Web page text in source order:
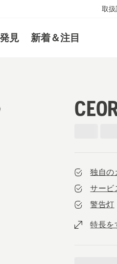
取
見 新着＆注目
独自の
サービ
警告灯
特長を